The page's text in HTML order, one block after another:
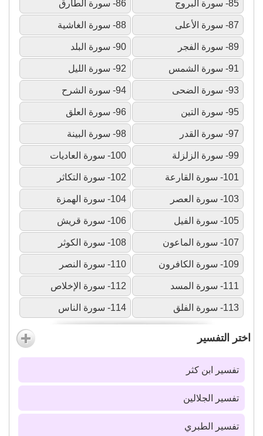
85- سورة البروج 86- سورة الطارق
87- سورة الأعلى 88- سورة الغاشية
89- سورة الفجر 90- سورة البلد
91- سورة الشمس 92- سورة الليل
93- سورة الضحى 94- سورة الشرح
95- سورة التين 96- سورة العلق
97- سورة القدر 98- سورة البينة
99- سورة الزلزلة 100- سورة العاديات
101- سورة القارعة 102- سورة التكاثر
103- سورة العصر 104- سورة الهمزة
105- سورة الفيل 106- سورة قريش
107- سورة الماعون 108- سورة الكوثر
109- سورة الكافرون 110- سورة النصر
111- سورة المسد 112- سورة الإخلاص
113- سورة الفلق 114- سورة الناس
اختر التفسير
تفسير ابن كثر
تفسير الجلالين
تفسير الطبري